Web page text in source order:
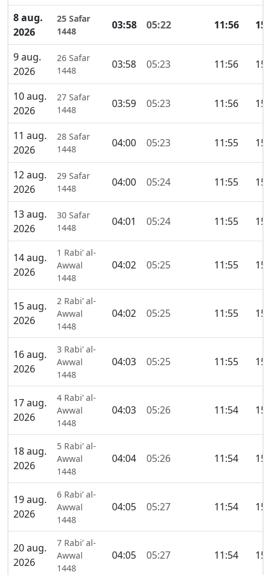
8 aug.
2026
25 Safar
1448
03:58 05:22 11:56
9 aug.
2026
26 Safar
1448
03:58 05:23 11:56
10 aug.
2026
27 Safar
1448
03:59 05:23 11:56
11 aug.
2026
28 Safar
1448
04:00 05:23 11:55
12 aug.
2026
29 Safar
1448
04:00 05:24 11:55
13 aug.
2026
30 Safar
1448
04:01 05:24 11:55
14 aug.
2026
1 Rabi’ al-
Awwal
1448
04:02 05:25 11:55
15 aug.
2026
2 Rabi’ al-
Awwal
1448
04:02 05:25 11:55
16 aug.
2026
3 Rabi’ al-
Awwal
1448
04:03 05:25 11:55
17 aug.
2026
4 Rabi’ al-
Awwal
1448
04:03 05:26 11:54
18 aug.
2026
5 Rabi’ al-
Awwal
1448
04:04 05:26 11:54
19 aug.
2026
6 Rabi’ al-
Awwal
1448
04:05 05:27 11:54
20 aug.
2026
7 Rabi’ al-
Awwal
1448
04:05 05:27 11:54